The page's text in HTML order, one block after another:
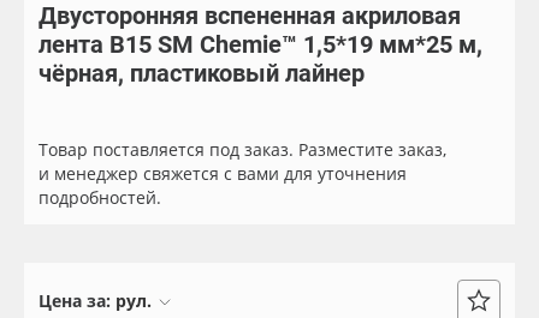
Каталог
Orafol
Бренды
Доставка
Весь каталог
Рулонные материалы
Самоклеящиеся плёнки
Листовые материалы
Двусторонняя вспененная акриловая
лента B15 SM Chemie™ 1,5*19 мм*25 м,
чёрная, пластиковый лайнер
Товар поставляется под заказ. Разместите заказ,
и менеджер свяжется с вами для уточнения
подробностей.
Цена за: рул.